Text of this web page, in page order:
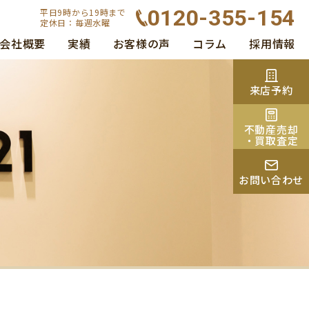
平日9時から19時まで
定休日：毎週水曜
0120-355-154
会社概要 実績 お客様の声 コラム 採用情報
来店予約
不動産売却
・買取査定
お問い合わせ